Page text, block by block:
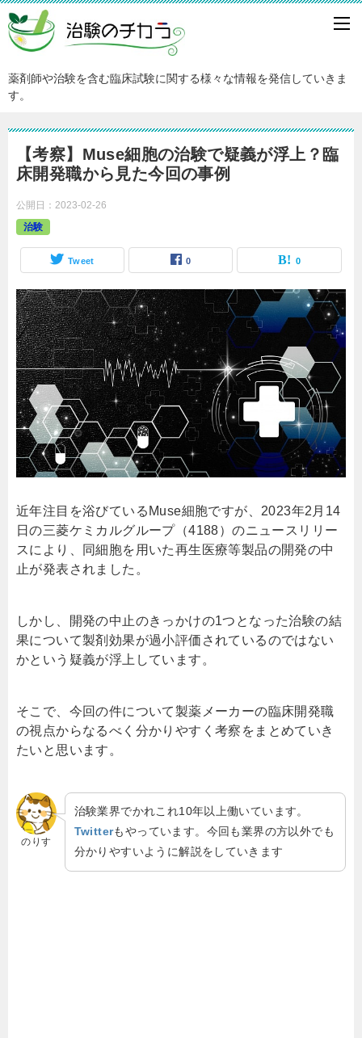
薬剤師や治験を含む臨床試験に関する様々な情報を発信していきま
す。
【考察】Muse細胞の治験で疑義が浮上？臨
床開発職から見た今回の事例
公開日： 2023-02-26
治験
Tweet 0 0
近年注目を浴びているMuse細胞ですが、2023年2月14
日の三菱ケミカルグループ（4188）のニュースリリー
スにより、同細胞を用いた再生医療等製品の開発の中
止が発表されました。
しかし、開発の中止のきっかけの1つとなった治験の結
果について製剤効果が過小評価されているのではない
かという疑義が浮上しています。
そこで、今回の件について製薬メーカーの臨床開発職
の視点からなるべく分かりやすく考察をまとめていき
たいと思います。
のりす
治験業界でかれこれ10年以上働いています。
Twitterもやっています。今回も業界の方以外でも
分かりやすいように解説をしていきます